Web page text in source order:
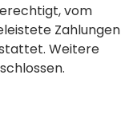
vom
Zahlungen
Weitere